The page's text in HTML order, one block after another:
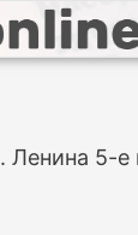
5-е